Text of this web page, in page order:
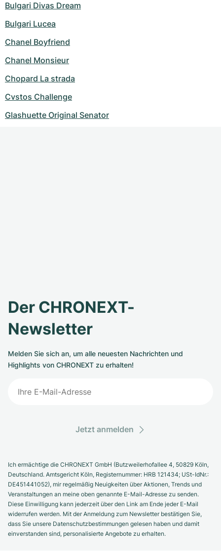
Bulgari Divas Dream
Bulgari Lucea
Chanel Boyfriend
Chanel Monsieur
Chopard La strada
Cvstos Challenge
Glashuette Original Senator
Der CHRONEXT-
Newsletter
Melden Sie sich an, um alle neuesten Nachrichten und
Highlights von CHRONEXT zu erhalten!
Jetzt anmelden
Ich ermächtige die CHRONEXT GmbH (Butzweilerhofallee 4, 50829 Köln,
Deutschland. Amtsgericht Köln, Registernummer: HRB 121434; USt-IdNr.:
DE451441052), mir regelmäßig Neuigkeiten über Aktionen, Trends und
Veranstaltungen an meine oben genannte E-Mail-Adresse zu senden.
Diese Einwilligung kann jederzeit über den Link am Ende jeder E-Mail
widerrufen werden. Mit der Anmeldung zum Newsletter bestätigen Sie,
dass Sie unsere Datenschutzbestimmungen gelesen haben und damit
einverstanden sind, personalisierte Angebote zu erhalten.